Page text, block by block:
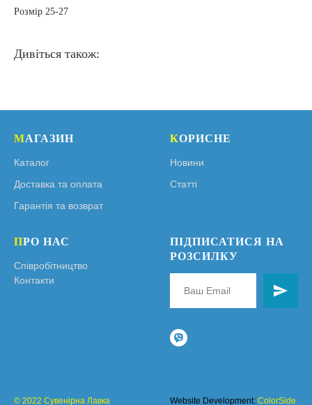
Розмір 25-27
Дивіться також:
МАГАЗИН
Каталог
Доставка та оплата
Гарантія та возврат
КОРИСНЕ
Новини
Статті
ПРО НАС
Співробітництво
Контакти
ПІДПИСАТИСЯ НА
РОЗСИЛКУ
© 2022 Сувенірна Лавка Website Development: ColorSide